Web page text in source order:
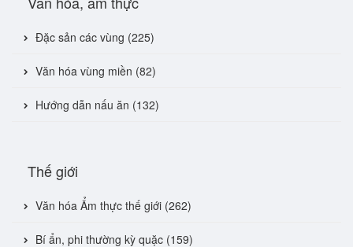
Đặc sản các vùng (225)
Văn hóa vùng miền (82)
Hướng dẫn nấu ăn (132)
Thế giới
Văn hóa Ẩm thực thế giới (262)
Bí ẩn, phi thường kỳ quặc (159)